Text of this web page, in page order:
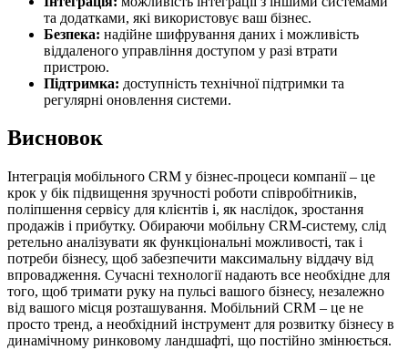
та додатками, які використовує ваш бізнес.
Безпека: надійне шифрування даних і можливість
віддаленого управління доступом у разі втрати
пристрою.
Підтримка: доступність технічної підтримки та
регулярні оновлення системи.
Висновок
Інтеграція мобільного CRM у бізнес-процеси компанії – це
крок у бік підвищення зручності роботи співробітників,
поліпшення сервісу для клієнтів і, як наслідок, зростання
продажів і прибутку. Обираючи мобільну CRM-систему, слід
ретельно аналізувати як функціональні можливості, так і
потреби бізнесу, щоб забезпечити максимальну віддачу від
впровадження. Сучасні технології надають все необхідне для
того, щоб тримати руку на пульсі вашого бізнесу, незалежно
від вашого місця розташування. Мобільний CRM – це не
просто тренд, а необхідний інструмент для розвитку бізнесу в
динамічному ринковому ландшафті, що постійно змінюється.